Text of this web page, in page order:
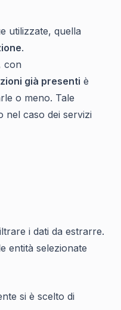
utilizzate, quella
.
con
già presenti è
o meno. Tale
nel caso dei servizi
i dati da estrarre.
entità selezionate
si è scelto di